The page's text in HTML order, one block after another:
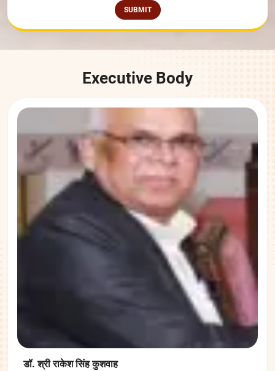
SUBMIT
Executive Body
डॉ. श्री राकेश सिंह कुशवाह